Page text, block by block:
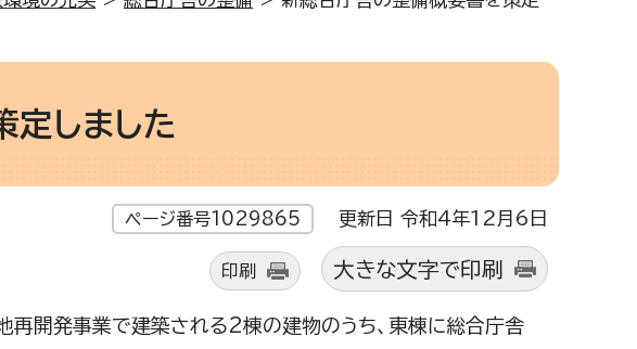
しました
ページ番号1029865 更新日 令和4年12月6日
印刷 大きな文字で印刷
再開発事業で建築される2棟の建物のうち、東棟に総合庁舎